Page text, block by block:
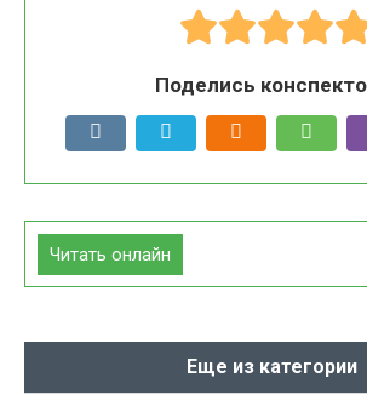
Поделись
Читать онлайн
Еще из категории